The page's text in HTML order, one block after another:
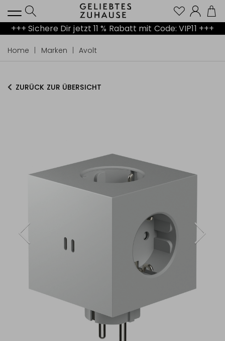
+++ Sichere Dir jetzt 11 % Rabatt mit Code: VIP11 +++
Home Marken Avolt
ZURÜCK ZUR ÜBERSICHT